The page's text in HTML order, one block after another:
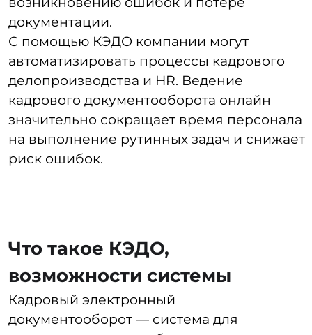
Что такое КЭДО,
возможности системы
документооборот — система для
создания, подписи, обмена и архивации
кадровой документации в цифровой
форме. Эта технология позволяет
отказаться от использования бумажных
версий документов, при этом гарантируя
их полное юридическое признание.
направлять отчеты
в контролирующие органы
в электронном формате без печати
на бумаге.
Электронный учет.HR могут